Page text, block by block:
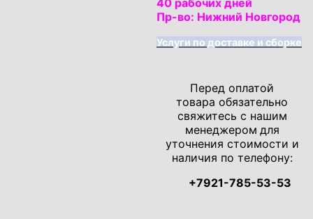
Пр-во: Нижний Новгород
Услуги по доставке и сборке
Перед оплатой
товара обязательно
свяжитесь с нашим
менеджером для
уточнения стоимости и
наличия по телефону:
+7921-785-53-53